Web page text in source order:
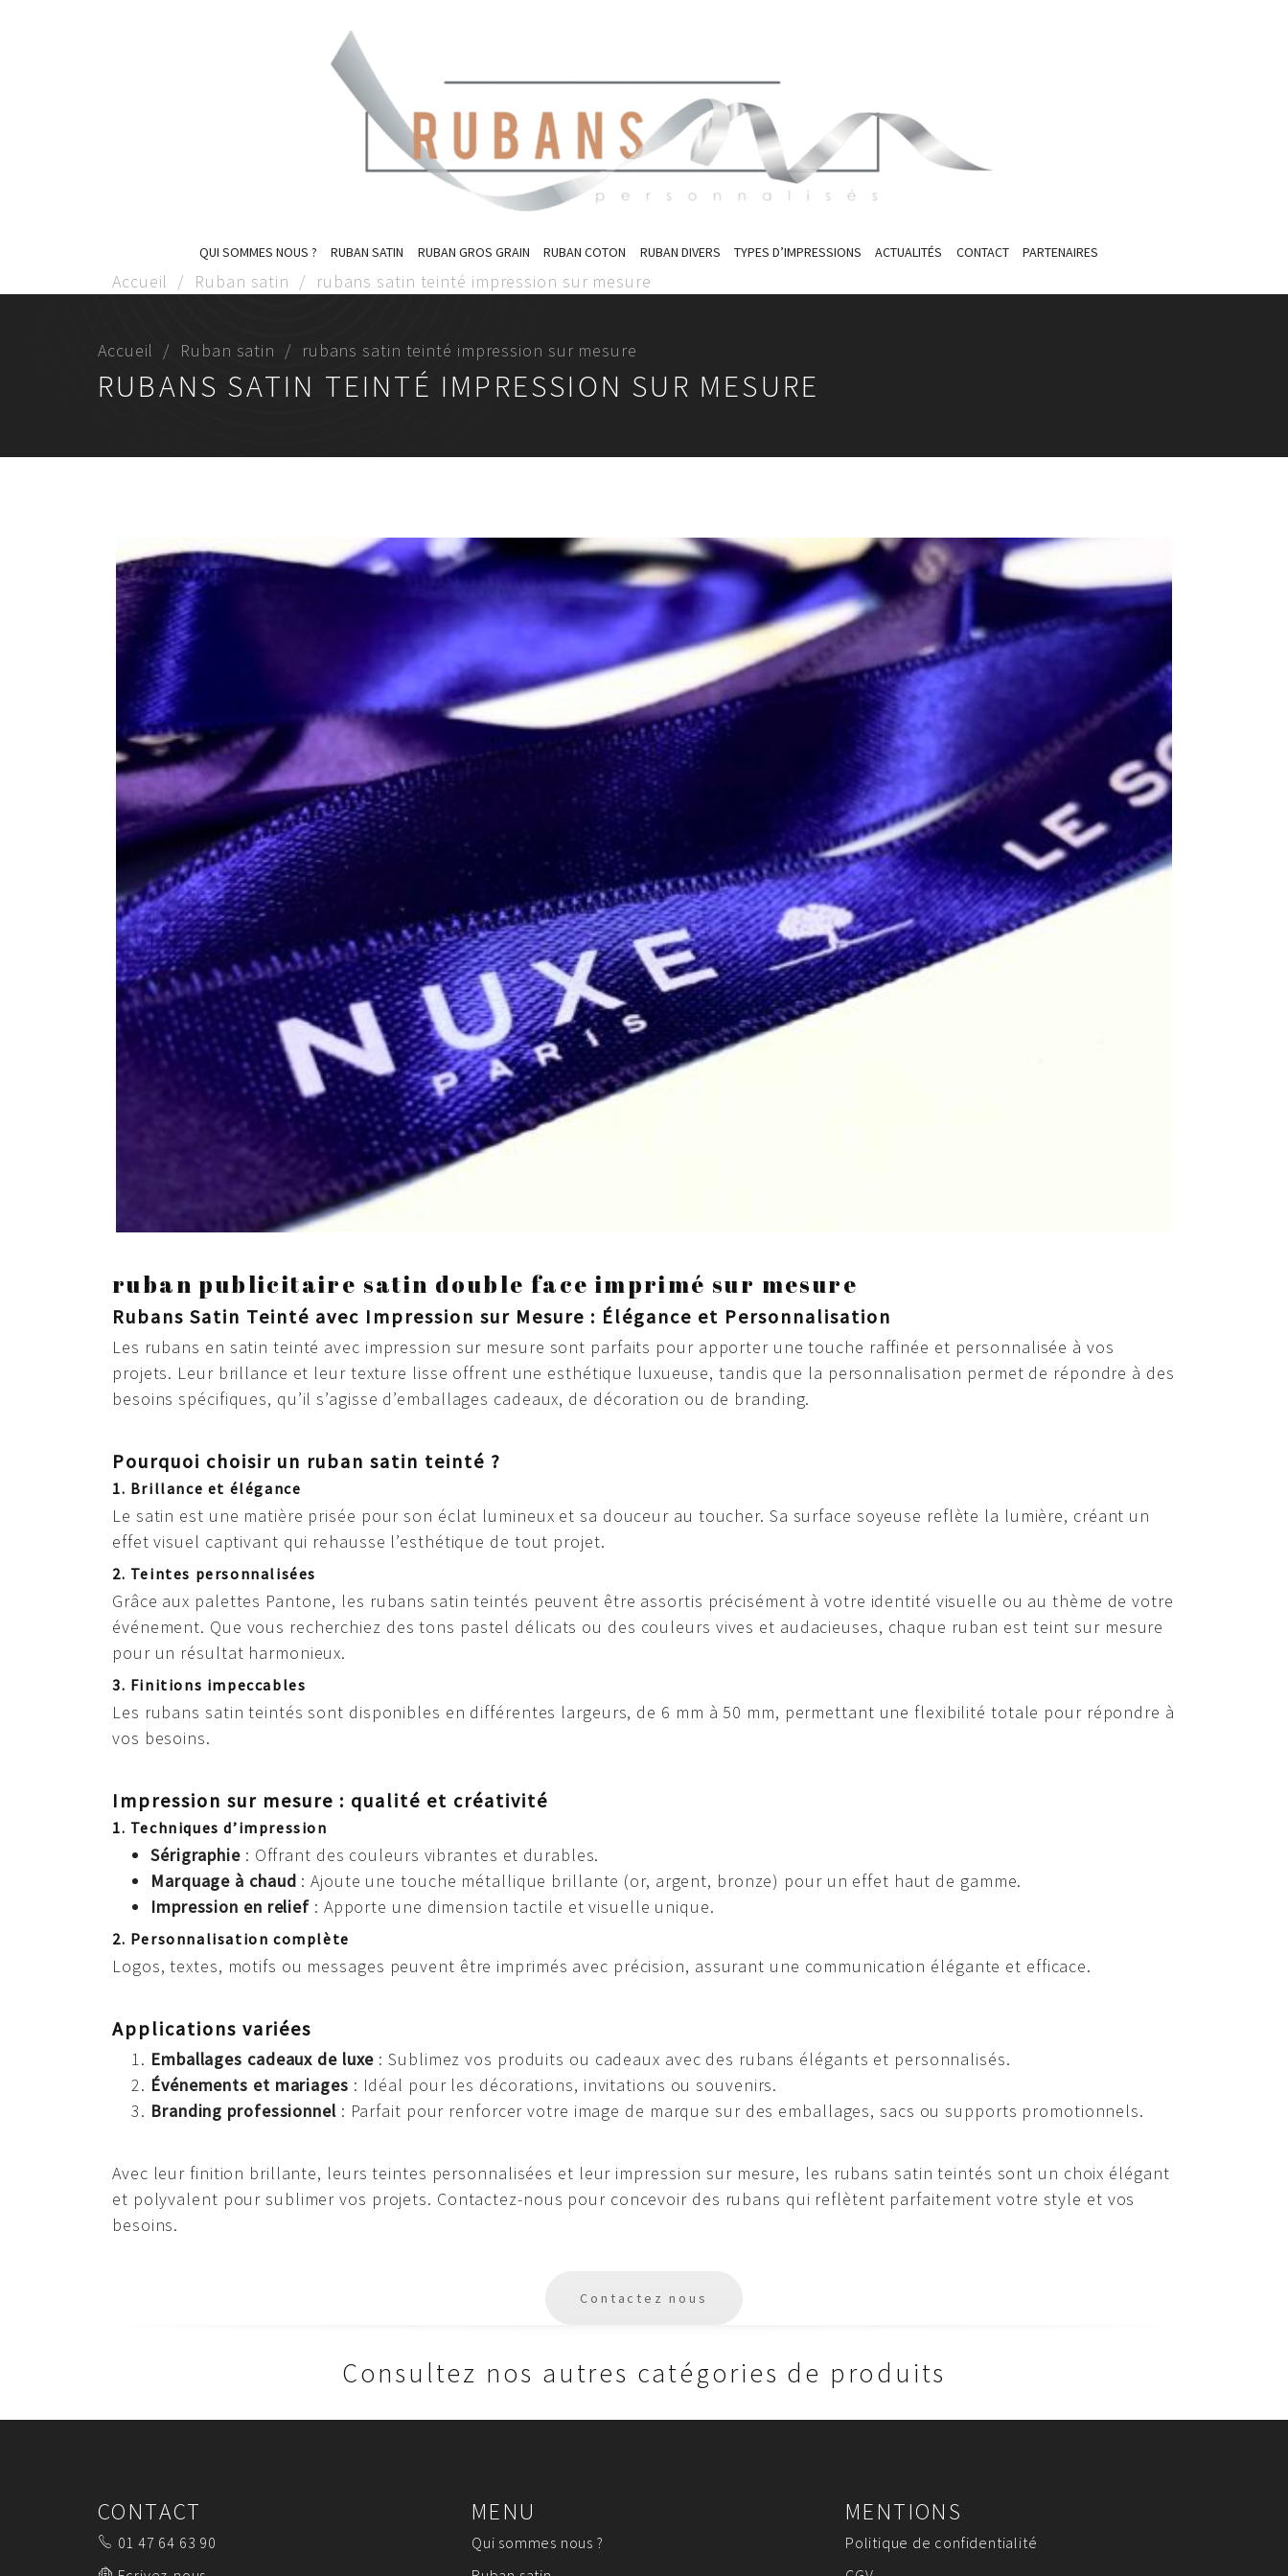
QUI SOMMES NOUS ? RUBAN SATIN RUBAN GROS GRAIN RUBAN COTON RUBAN DIVERS TYPES D’IMPRESSIONS ACTUALITÉS CONTACT PARTENAIRES
Accueil Ruban satin rubans satin teinté impression sur mesure
Accueil Ruban satin rubans satin teinté impression sur mesure
RUBANS SATIN TEINTÉ IMPRESSION SUR MESURE
ruban publicitaire satin double face imprimé sur mesure
Rubans Satin Teinté avec Impression sur Mesure : Élégance et Personnalisation
Les rubans en satin teinté avec impression sur mesure sont parfaits pour apporter une touche raffinée et personnalisée à vos
projets. Leur brillance et leur texture lisse offrent une esthétique luxueuse, tandis que la personnalisation permet de répondre à des
besoins spécifiques, qu’il s’agisse d’emballages cadeaux, de décoration ou de branding.
Pourquoi choisir un ruban satin teinté ?
1. Brillance et élégance
Le satin est une matière prisée pour son éclat lumineux et sa douceur au toucher. Sa surface soyeuse reflète la lumière, créant un
effet visuel captivant qui rehausse l’esthétique de tout projet.
2. Teintes personnalisées
Grâce aux palettes Pantone, les rubans satin teintés peuvent être assortis précisément à votre identité visuelle ou au thème de votre
événement. Que vous recherchiez des tons pastel délicats ou des couleurs vives et audacieuses, chaque ruban est teint sur mesure
pour un résultat harmonieux.
3. Finitions impeccables
Les rubans satin teintés sont disponibles en différentes largeurs, de 6 mm à 50 mm, permettant une flexibilité totale pour répondre à
vos besoins.
Impression sur mesure : qualité et créativité
1. Techniques d’impression
Sérigraphie: Offrant des couleurs vibrantes et durables.
Marquage à chaud : Ajoute une touche métallique brillante (or, argent, bronze) pour un effet haut de gamme.
Impression en relief : Apporte une dimension tactile et visuelle unique.
2. Personnalisation complète
Logos, textes, motifs ou messages peuvent être imprimés avec précision, assurant une communication élégante et efficace.
Applications variées
Emballages cadeaux de luxe : Sublimez vos produits ou cadeaux avec des rubans élégants et personnalisés.
Événements et mariages : Idéal pour les décorations, invitations ou souvenirs.
Branding professionnel: Parfait pour renforcer votre image de marque sur des emballages, sacs ou supports promotionnels.
Avec leur finition brillante, leurs teintes personnalisées et leur impression sur mesure, les rubans satin teintés sont un choix élégant
et polyvalent pour sublimer vos projets. Contactez-nous pour concevoir des rubans qui reflètent parfaitement votre style et vos
besoins.
Contactez nous
Consultez nos autres catégories de produits
CONTACT
01 47 64 63 90
MENU
Qui sommes nous ?
MENTIONS
Politique de confidentialité